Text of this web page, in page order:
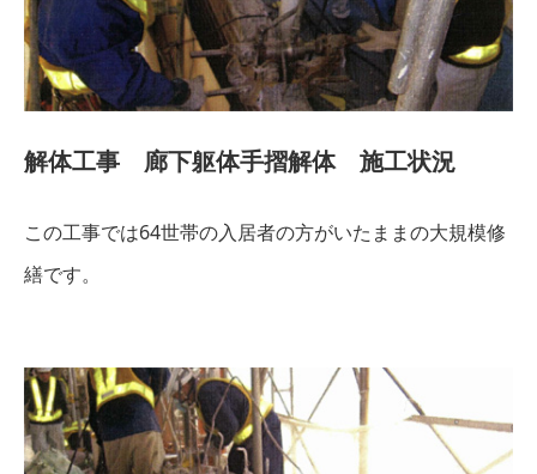
解体工事 廊下躯体手摺解体 施工状況
この工事では64世帯の入居者の方がいたままの大規模修
繕です。